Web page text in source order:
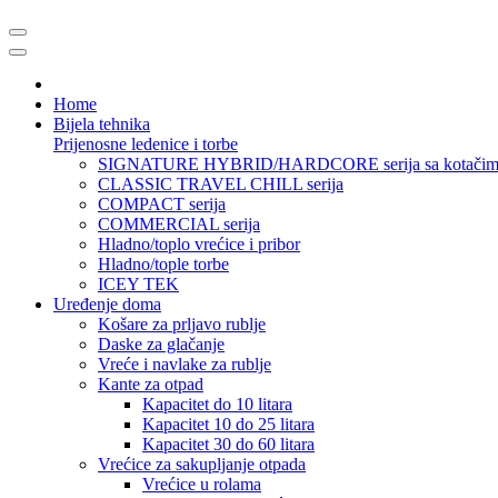
Home
Bijela tehnika
Prijenosne ledenice i torbe
SIGNATURE HYBRID/HARDCORE serija sa
CLASSIC TRAVEL CHILL serija
COMPACT serija
COMMERCIAL serija
Hladno/toplo vrećice i pribor
Hladno/tople torbe
ICEY TEK
Uređenje doma
Košare za prljavo rublje
Daske za glačanje
Vreće i navlake za rublje
Kante za otpad
Kapacitet do 10 litara
Kapacitet 10 do 25 litara
Kapacitet 30 do 60 litara
Vrećice za sakupljanje otpada
Vrećice u rolama